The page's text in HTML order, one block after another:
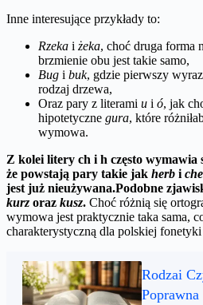
Inne interesujące przykłady to:
Rzeka i żeka, choć druga forma
brzmienie obu jest takie samo,
Bug i buk, gdzie pierwszy
rodzaj drzewa,
Oraz pary z literami u i ó, jak
hipotetyczne gura, które
wymowa.
Z kolei litery ch i h często wymawia
że powstają pary takie jak herb i
jest już nieużywana.Podobne
kurz oraz kusz. Choć różnią się
wymowa jest praktycznie taka sama,
charakterystyczną dla polskiej fonetyki
Rodzai
Poprawna